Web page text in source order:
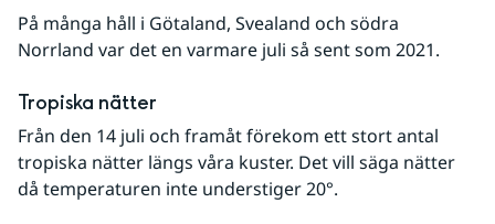
På många håll i Götaland, Svealand och södra
Norrland var det en varmare juli så sent som 2021.
Tropiska nätter
Från den 14 juli och framåt förekom ett stort antal
tropiska nätter längs våra kuster. Det vill säga nätter
då temperaturen inte understiger 20°.